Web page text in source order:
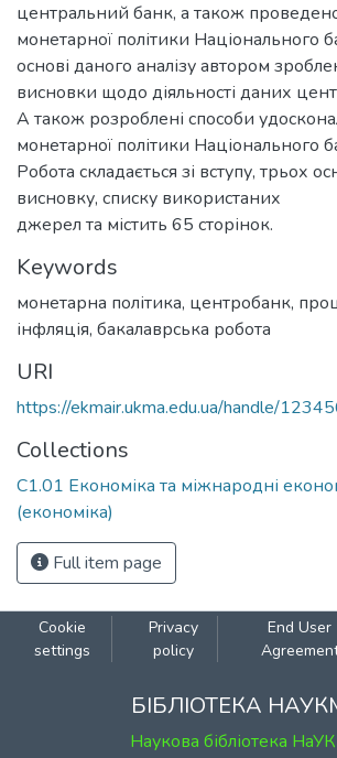
центральний банк, а також
монетарної політики Національного
основі даного аналізу автором
висновки щодо діяльності даних
А також розроблені способи
монетарної політики Національного
Робота складається зі вступу, трьох
висновку, списку використаних
джерел та містить 65 сторінок.
Keywords
монетарна політика, центробанк,
інфляція, бакалаврська робота
URI
https://ekmair.ukma.edu.ua/handle/
Collections
С1.01 Економіка та міжнародні
(економіка)
Full item page
Cookie
settings
Privacy
policy
End User
БІБЛІОТЕКА
Наукова бібліотека